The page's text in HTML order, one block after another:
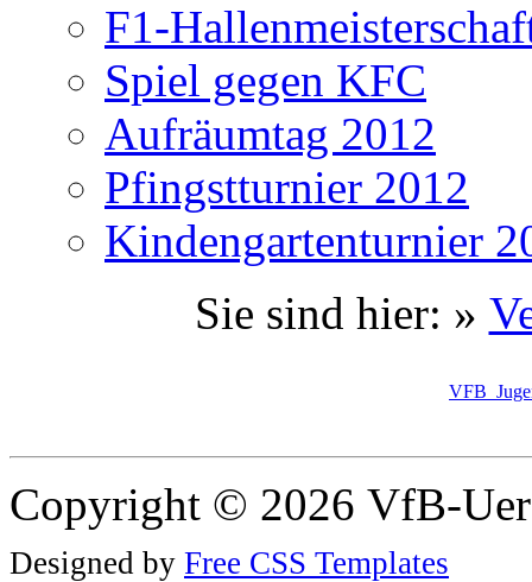
F1-
Spiel gegen KFC
Aufräumtag 2012
Pfingstturnier 2012
Kindengartenturnier
Sie sind hier: »
Copyright © 2026 VfB-
Designed by Free CSS Templates